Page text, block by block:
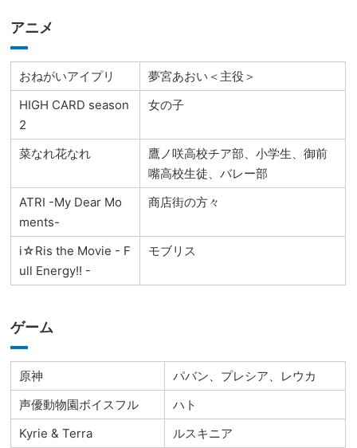
アニメ
おねがいアイプリ
夢宮あおい＜主役＞
HIGH CARD season
2
女の子
菜なれ花なれ
鷹ノ咲高校チア部、小学生、御前
嘴高校生徒、バレー部
ATRI -My Dear Mo
ments-
商店街の方々
i☆Ris the Movie - F
ull Energy!! -
モブリス
ゲーム
原神
パバン、プレシア、レウカ
声優動物園ボイスフル
ハト
Kyrie & Terra
ルスキニア